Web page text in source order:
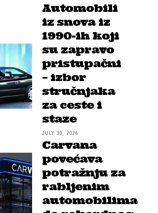
Automobili
iz snova iz
1990-ih koji
su zapravo
pristupačni
– izbor
stručnjaka
za ceste i
staze
JULY 30, 2026
Carvana
povećava
potražnju za
rabljenim
automobilima